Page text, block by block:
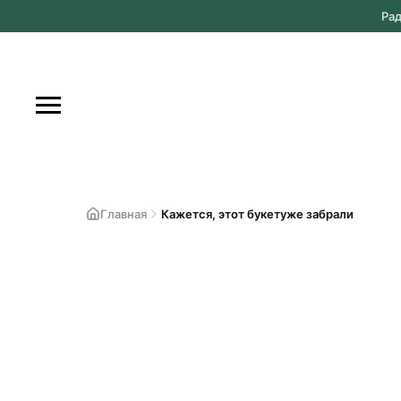
Главная Кажется, этот букетуже забрали